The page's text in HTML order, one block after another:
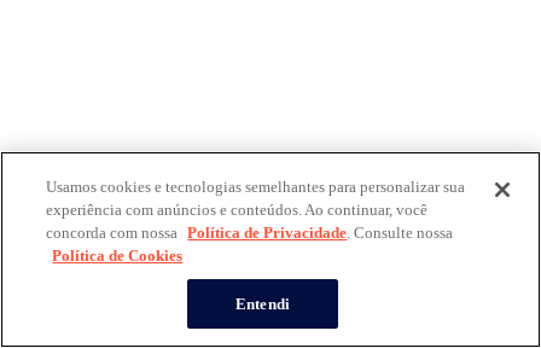
Usamos cookies e tecnologias semelhantes para personalizar sua
experiência com anúncios e conteúdos. Ao continuar, você
concorda com nossa Política de Privacidade. Consulte nossa
Política de Cookies
Entendi